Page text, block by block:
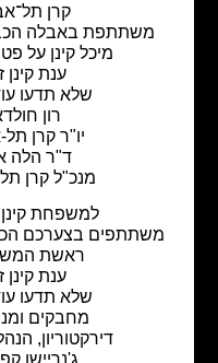
קרן תל־אביב
משתתפת באבלה הכבד של
מיכל קינן על פטירת
ענת קינן ז"ל
שלא תדעו עוד צער
רון חולדאי
יו"ר קרן תל-אביב
ד"ר הלה אורן
מנכ"ל קרן תל-אביב.
למשפחת קינן היקרה
בצערכם הכבד על
ראשת המשפחה
ענת קינן ז"ל
שלא תדעו עוד צער
מחבקים ומנחמים
דירקטוריון, הנהלה
ג'נריישן קפיטל.